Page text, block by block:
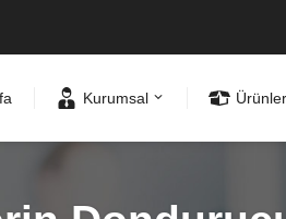
Kurumsal Ürünler